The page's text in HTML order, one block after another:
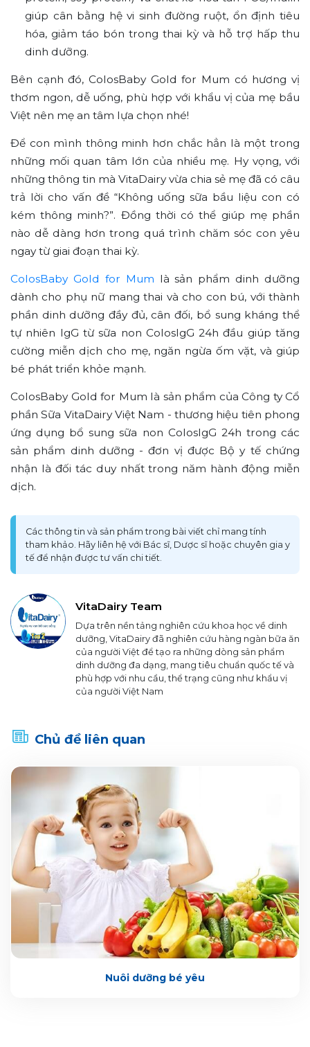
giúp cân bằng hệ vi sinh đường ruột, ổn định tiêu
hóa, giảm táo bón trong thai kỳ và hỗ trợ hấp thu
dinh dưỡng.
Bên cạnh đó, ColosBaby Gold for Mum có hương vị
thơm ngon, dễ uống, phù hợp với khẩu vị của mẹ bầu
Việt nên mẹ an tâm lựa chọn nhé!
Để con mình thông minh hơn chắc hẳn là một trong
những mối quan tâm lớn của nhiều mẹ. Hy vọng, với
những thông tin mà VitaDairy vừa chia sẻ mẹ đã có câu
trả lời cho vấn đề “Không uống sữa bầu liệu con có
kém thông minh?”. Đồng thời có thể giúp mẹ phần
nào dễ dàng hơn trong quá trình chăm sóc con yêu
ngay từ giai đoạn thai kỳ.
ColosBaby Gold for Mum là sản phẩm dinh dưỡng
dành cho phụ nữ mang thai và cho con bú, với thành
phần dinh dưỡng đầy đủ, cân đối, bổ sung kháng thể
tự nhiên IgG từ sữa non ColosIgG 24h đầu giúp tăng
cường miễn dịch cho mẹ, ngăn ngừa ốm vặt, và giúp
bé phát triển khỏe mạnh.
ColosBaby Gold for Mum là sản phẩm của Công ty Cổ
phần Sữa VitaDairy Việt Nam - thương hiệu tiên phong
ứng dụng bổ sung sữa non ColosIgG 24h trong các
sản phẩm dinh dưỡng - đơn vị được Bộ y tế chứng
nhận là đối tác duy nhất trong năm hành động miễn
dịch.
Các thông tin và sản phẩm trong bài viết chỉ mang tính
tham khảo. Hãy liên hệ với Bác sĩ, Dược sĩ hoặc chuyên gia y
tế để nhận được tư vấn chi tiết.
VitaDairy Team
Dựa trên nền tảng nghiên cứu khoa học về dinh
dưỡng, VitaDairy đã nghiên cứu hàng ngàn bữa ăn
của người Việt để tạo ra những dòng sản phẩm
dinh dưỡng đa dạng, mang tiêu chuẩn quốc tế và
phù hợp với nhu cầu, thể trạng cũng như khẩu vị
của người Việt Nam
Chủ đề liên quan
Nuôi dưỡng bé yêu